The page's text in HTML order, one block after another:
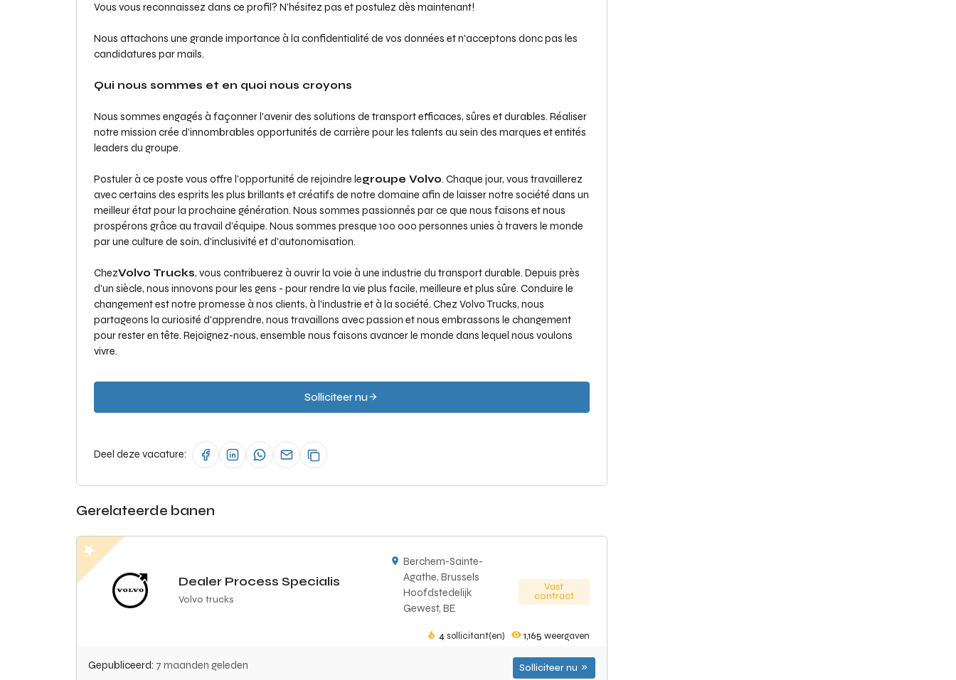
Vous vous reconnaissez dans ce profil? N'hésitez pas et postulez dès maintenant!
Nous attachons une grande importance à la confidentialité de vos données et n'acceptons donc pas les
candidatures par mails.
Qui nous sommes et en quoi nous croyons
Nous sommes engagés à façonner l'avenir des solutions de transport efficaces, sûres et durables. Réaliser
notre mission crée d'innombrables opportunités de carrière pour les talents au sein des marques et entités
leaders du groupe.
Postuler à ce poste vous offre l'opportunité de rejoindre legroupe Volvo. Chaque jour, vous travaillerez
avec certains des esprits les plus brillants et créatifs de notre domaine afin de laisser notre société dans un
meilleur état pour la prochaine génération. Nous sommes passionnés par ce que nous faisons et nous
prospérons grâce au travail d'équipe. Nous sommes presque 100 000 personnes unies à travers le monde
par une culture de soin, d'inclusivité et d'autonomisation.
ChezVolvo Trucks, vous contribuerez à ouvrir la voie à une industrie du transport durable. Depuis près
d'un siècle, nous innovons pour les gens - pour rendre la vie plus facile, meilleure et plus sûre. Conduire le
changement est notre promesse à nos clients, à l'industrie et à la société. Chez Volvo Trucks, nous
partageons la curiosité d'apprendre, nous travaillons avec passion et nous embrassons le changement
pour rester en tête. Rejoignez-nous, ensemble nous faisons avancer le monde dans lequel nous voulons
vivre.
Solliciteer nu
Deel deze vacature:
Gerelateerde banen
Dealer Process Specialis
Volvo trucks
Berchem-Sainte-
Agathe, Brussels
Hoofdstedelijk
Gewest, BE
Vast
contract
4sollicitant(en) 1,165 weergaven
Gepubliceerd: 7 maanden geleden Solliciteer nu